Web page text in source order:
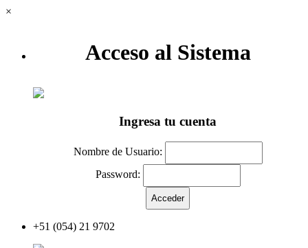
×
Acceso al Sistema
Ingresa tu cuenta
Nombre de Usuario:
Password:
+51 (054) 21 9702